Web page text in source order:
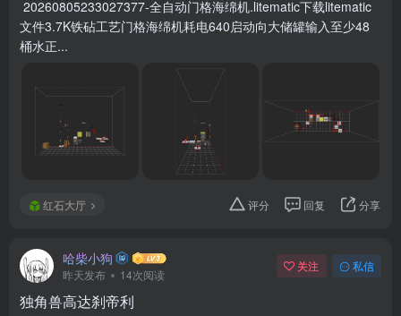
20260805233027377-全自动门格海绵机.litematic下载litematic
文件3.7K铁砧工艺门格海绵机耗电640启动向大储罐输入至少48
桶水正...
红石大厅 评分 回复 分享
哈柴小狗
昨天发布 14次阅读
关注 私信
独角兽高达刹帝利